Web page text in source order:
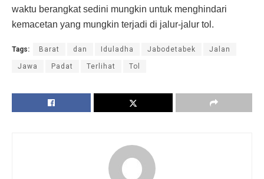
waktu berangkat sedini mungkin untuk menghindari
kemacetan yang mungkin terjadi di jalur-jalur tol.
Tags: Barat dan Iduladha Jabodetabek Jalan
Jawa Padat Terlihat Tol